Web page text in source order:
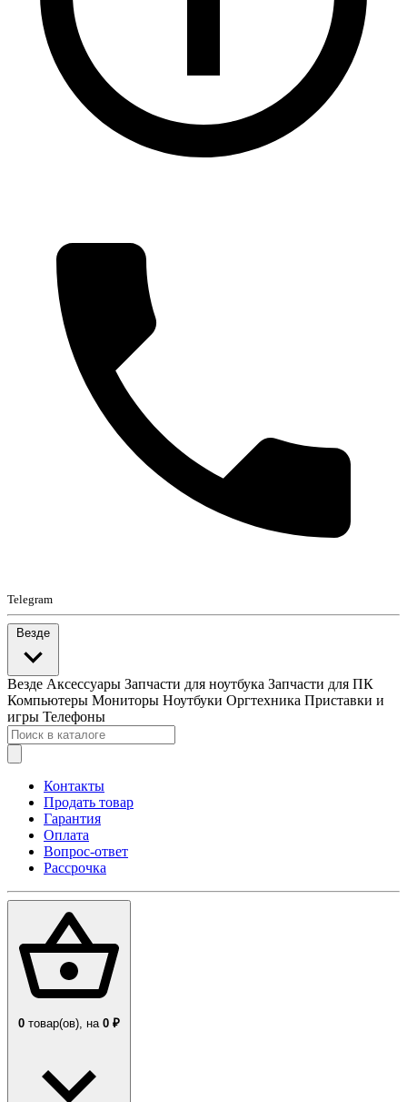
Telegram
Везде
Везде Аксессуары Запчасти для ноутбука Запчасти для ПК
Компьютеры Мониторы Ноутбуки Оргтехника Приставки и
игры Телефоны
Контакты
Продать товар
Гарантия
Оплата
Вопрос-ответ
Рассрочка
0 товар(ов), на 0 ₽